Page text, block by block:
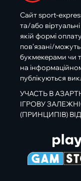
Сайт sport-
та/або
якій формі
пов’язані/
букмекерами чи
на
публікуються
УЧАСТЬ В
ІГРОВУ
(ПРИНЦИПІВ)